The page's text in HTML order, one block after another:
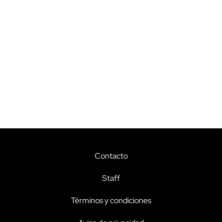
Contacto
Staff
Términos y condiciones